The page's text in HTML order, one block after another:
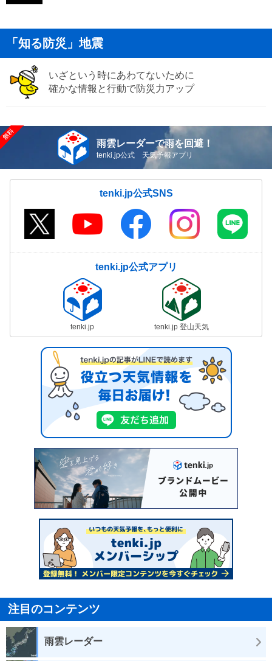
「知る防災」地震
いざという時にあわてないために
確かな情報と行動で防災力アップ
雨雲レーダーで雨を回避！
tenki.jp公式 天気予報アプリ
tenki.jp公式SNS
tenki.jp公式アプリ
tenki.jp tenki.jp 登山天気
注目のコンテンツ
雨雲レーダー